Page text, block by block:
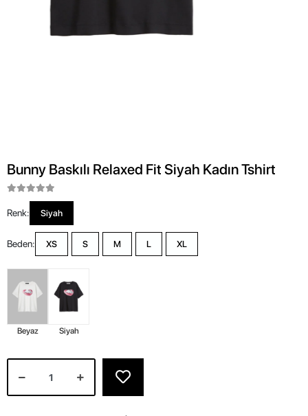
Bunny Baskılı Relaxed Fit Siyah Kadın Tshirt
Renk: Siyah
Beden: XS S M L XL
Beyaz Siyah